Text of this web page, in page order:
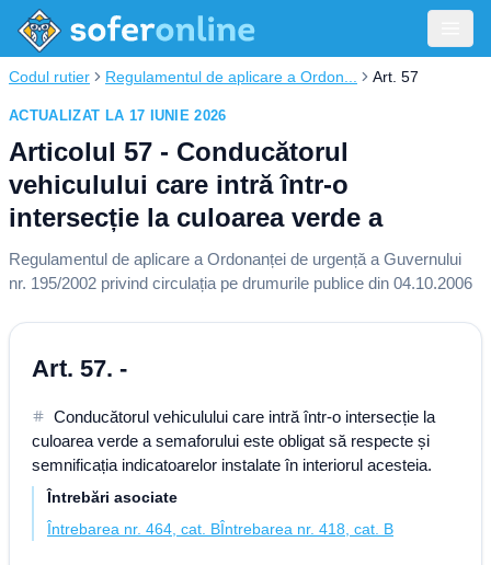
Codul rutier Regulamentul de aplicare a Ordon... Art. 57
ACTUALIZAT LA 17 IUNIE 2026
Articolul 57 - Conducătorul
vehiculului care intră într-o
intersecție la culoarea verde a
Regulamentul de aplicare a Ordonanței de urgență a Guvernului
nr. 195/2002 privind circulația pe drumurile publice din 04.10.2006
Art. 57. -
Conducătorul vehiculului care intră într-o intersecție la
culoarea verde a semaforului este obligat să respecte și
semnificația indicatoarelor instalate în interiorul acesteia.
Întrebări asociate
Întrebarea nr. 464, cat. BÎntrebarea nr. 418, cat. B